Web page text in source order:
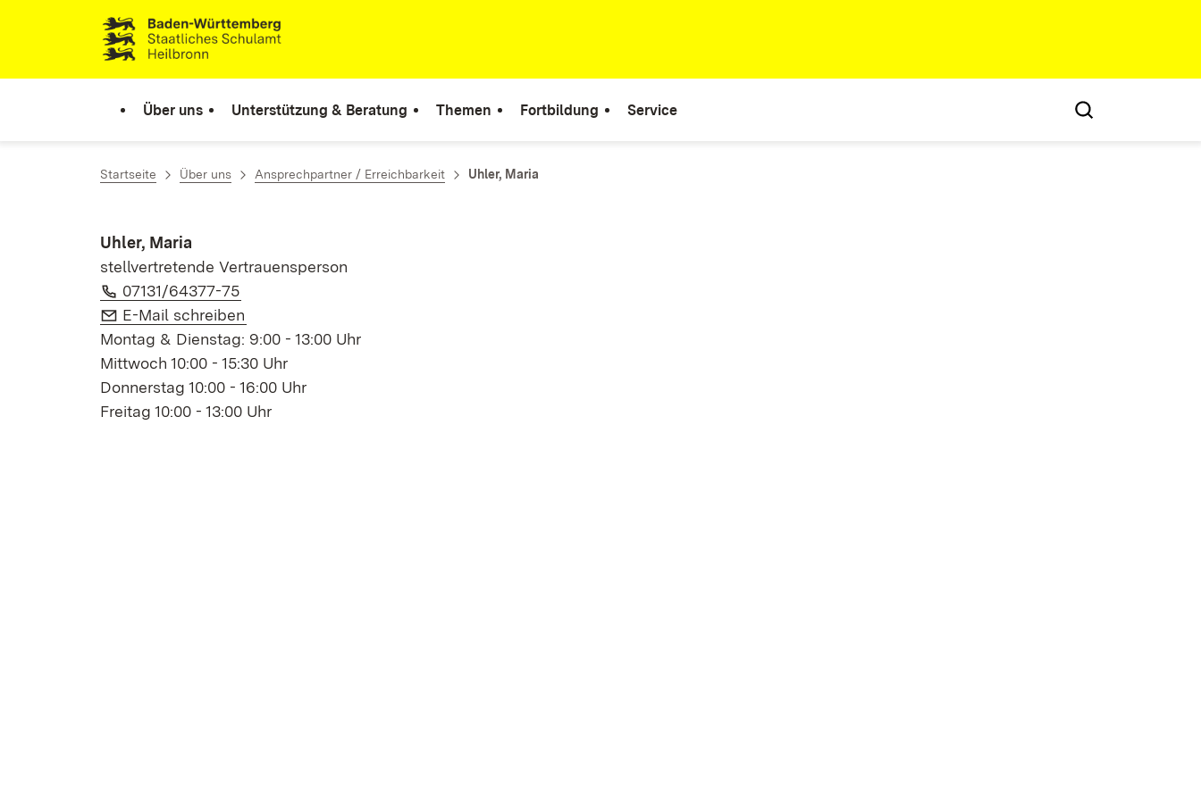
Zum Inhalt springen
Link zur Startseite
Über uns Unterstützung & Beratung Themen Fortbildung Service
Startseite Über uns Ansprechpartner / Erreichbarkeit Uhler, Maria
Uhler, Maria
stellvertretende Vertrauensperson
Telefon:
07131/64377-75
E-Mail:
E-Mail schreiben
Montag & Dienstag: 9:00 - 13:00 Uhr
Mittwoch 10:00 - 15:30 Uhr
Donnerstag 10:00 - 16:00 Uhr
Freitag 10:00 - 13:00 Uhr